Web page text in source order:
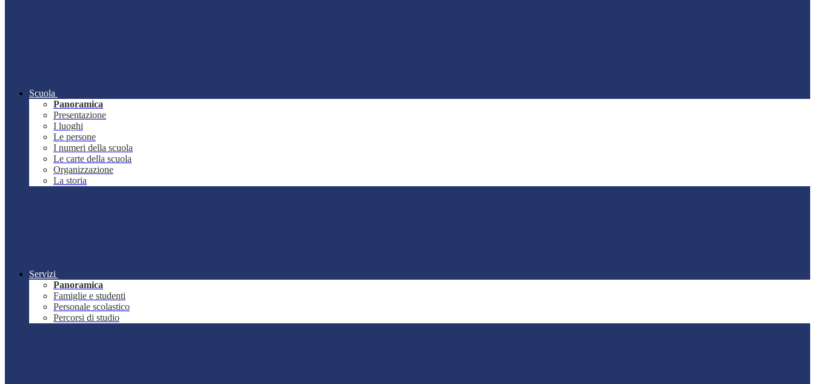
Scuola
Panoramica
Presentazione
I luoghi
Le persone
I numeri della scuola
Le carte della scuola
Organizzazione
La storia
Servizi
Panoramica
Famiglie e studenti
Personale scolastico
Percorsi di studio